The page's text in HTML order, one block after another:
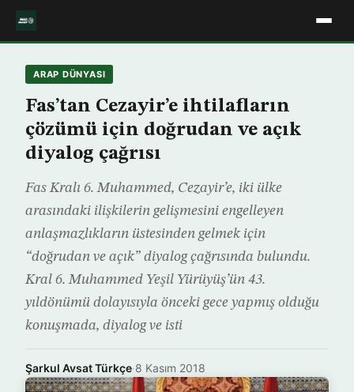
ARAP DÜNYASI
Fas’tan Cezayir’e ihtilafların
çözümü için doğrudan ve açık
diyalog çağrısı
Fas Kralı 6. Muhammed, Cezayir’e, iki ülke
arasındaki ilişkilerin gelişmesini engelleyen
anlaşmazlıkların üstesinden gelmek için
“doğrudan ve açık” diyalog çağrısında bulundu.
Kral 6. Muhammed Yeşil Yürüyüş’ün 43.
yıldönümü dolayısıyla önceki gece yapmış olduğu
konuşmada, diyalog ve isti
Şarkul Avsat Türkçe·8 Kasım 2018